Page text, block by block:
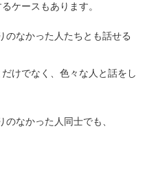
ケースもあります。
のなかった人たちとも話せる
けでなく、色々な人と話をし
なかった人同士でも、